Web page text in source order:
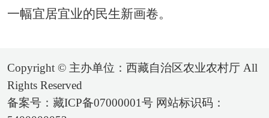
一幅宜居宜业的民生新画卷。
Copyright © 主办单位：西藏自治区农业农村厅 All
Rights Reserved
备案号：藏ICP备07000001号 网站标识码：